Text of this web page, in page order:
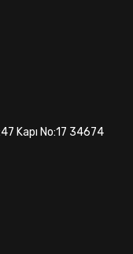
Kapı No:17 34674